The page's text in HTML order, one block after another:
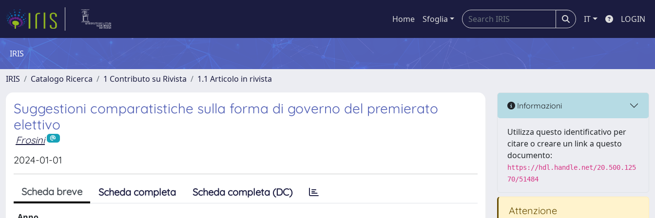
Home Sfoglia IT LOGIN
IRIS
IRIS Catalogo Ricerca 1 Contributo su Rivista 1.1 Articolo in rivista
Suggestioni comparatistiche sulla forma di governo del premierato
elettivo
Frosini
2024-01-01
Scheda breve Scheda completa Scheda completa (DC)
Informazioni
Utilizza questo identificativo per
citare o creare un link a questo
documento:
https://hdl.handle.net/20.500.125
70/51484
Attenzione